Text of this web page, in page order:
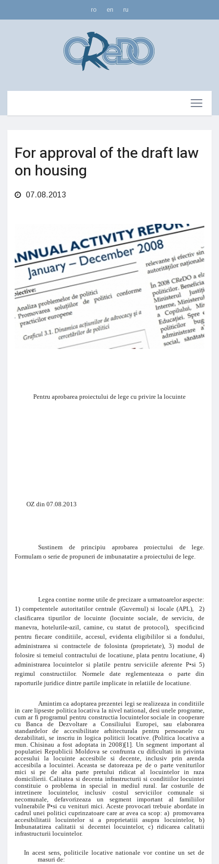
ro en ru
For approval of the draft law
on housing
07.08.2013
Pentru aprobarea proiectului de lege cu privire la locuinte
OZ din 07.08.2013
Sustinem de principiu aprobarea proiectului de lege.
Formulam o serie de propuneri de imbunatatire a proiectului de lege.
Legea contine norme utile de precizare a urmatoarelor aspecte:
1) competentele autoritatilor centrale (Guvernul) si locale (APL), 2)
clasificarea tipurilor de locuinte (locuinte sociale, de serviciu, de
manevra, hotelurile-azil, camine, cu statut de protocol), specificind
pentru fiecare conditiile, accesul, evidenta eligibililor si a fondului,
administrarea si contractele de folosinta (proprietate), 3) modul de
folosire si temeiul contractului de locatiune, plata pentru locatiune, 4)
administrarea locuintelor si platile pentru serviciile aferente Р•si 5)
regimul constructiilor. Normele date reglementeaza o parte din
raporturile juridice dintre partile implicate in relatiile de locatiune.
Amintim ca adoptarea prezentei legi se realizeaza in conditiile
in care lipseste politica locativa la nivel national, desi unele programe,
cum ar fi programul pentru constructia locuintelor sociale in cooperare
cu Banca de Dezvoltare a Consiliului Europei, sau elaborarea
standardelor de accesibilitate arhitecturala pentru persoanele cu
dezabilitati, se inscriu in logica politicii locative. (Politica locativa a
mun. Chisinau a fost adoptata in 2008)[1]. Un segment important al
populatiei Republicii Moldova se confrunta cu dificultati in privinta
accesului la locuinte accesibile si decente, inclusiv prin arenda
accesibila a locuintei. Aceasta se datoreaza pe de o parte veniturilor
mici si pe de alta parte pretului ridicat al locuintelor in raza
domicilierii. Calitatea si decenta infrastructurii si conditiilor locuintei
constituie o problema in special in mediul rural. Iar costurile de
intretinere locuintelor, inclusiv costul serviciilor comunale si
necomunale, defavorizeaza un segment important al familiilor
vulnerabile Р•si cu venituri mici. Aceste provocari trebuie abordate in
cadrul unei politici cuprinzatoare care ar avea ca scop: a) promovarea
accesibilitatii locuintelor si a proprietatiii asupra locuintelor, b)
Imbunatatirea calitatii si decentei locuintelor, c) ridicarea calitatii
infrastructurii locuintelor.
In acest sens, politicile locative nationale vor contine un set de
masuri de: